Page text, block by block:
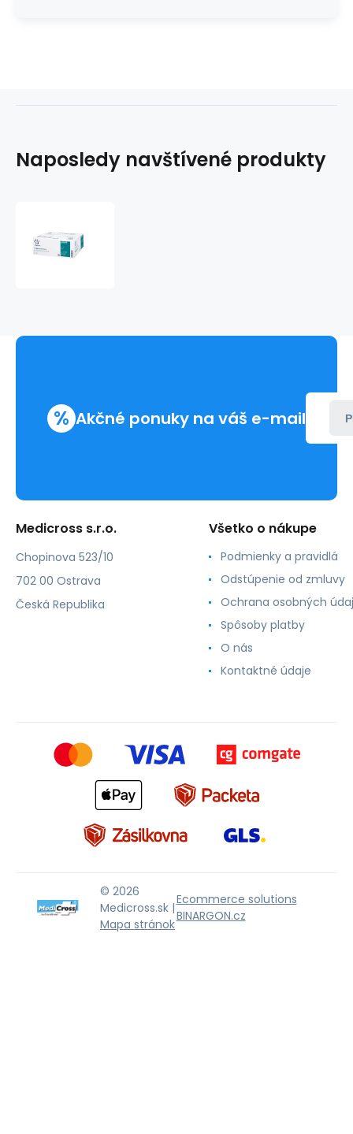
Naposledy navštívené produkty
% Akčné ponuky na váš e-mail
Medicross s.r.o.
Chopinova 523/10
702 00 Ostrava
Česká Republika
Všetko o nákupe
Podmienky a pravidlá
Odstúpenie od zmluvy
Ochrana osobných
Spôsoby platby
O nás
Kontaktné údaje
© 2026
Medicross.sk |
Mapa stránok
Ecommerce solutions
BINARGON.cz